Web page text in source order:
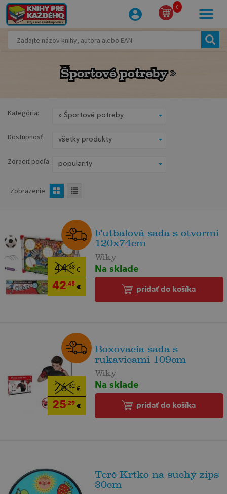
0
Športové potreby
Športové potreby
Kategória:
Dostupnosť:
Zoradiť podľa:
Zobrazenie
44,68€
42,45€
Futbalová sada s otvormi
120x74cm
Wiky
Na sklade
pridať do košíka
26,62€
25,29 €
Boxovacia sada s
rukavicami 109cm
Wiky
Na sklade
pridať do košíka
Terč Krtko na suchý zips
30cm